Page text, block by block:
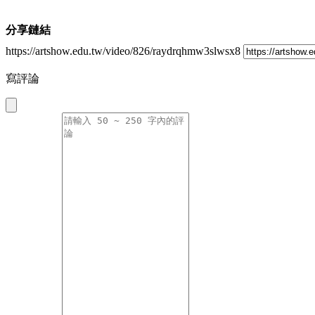
分享鏈結
https://artshow.edu.tw/video/826/raydrqhmw3slwsx8
寫評論